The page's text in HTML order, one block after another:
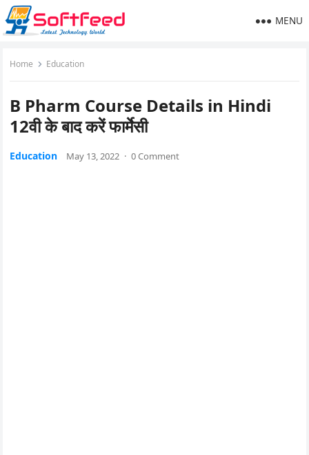
MENU
Home Education
B Pharm Course Details in Hindi
12वी के बाद करें फार्मेसी
Education May 13, 2022 · 0 Comment